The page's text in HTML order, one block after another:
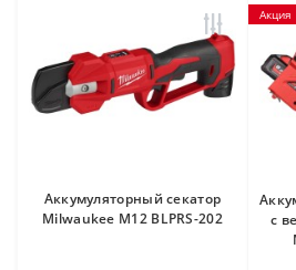
Аккумуляторный секатор
Milwaukee M12 BLPRS-202
Акция
с